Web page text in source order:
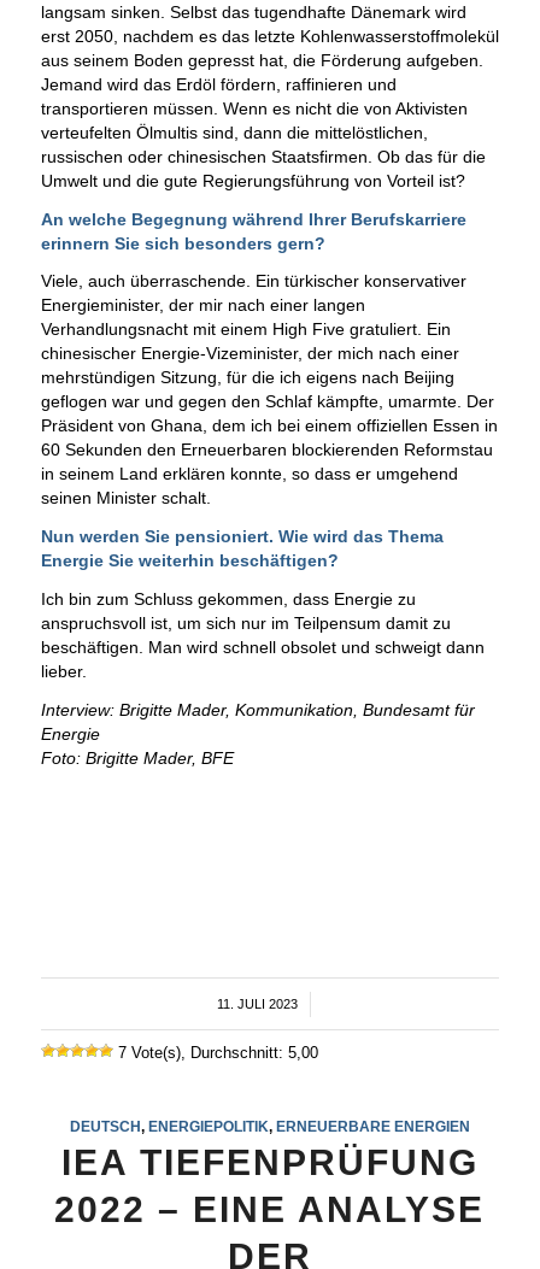
langsam sinken. Selbst das tugendhafte Dänemark wird
erst 2050, nachdem es das letzte Kohlenwasserstoffmolekül
aus seinem Boden gepresst hat, die Förderung aufgeben.
Jemand wird das Erdöl fördern, raffinieren und
transportieren müssen. Wenn es nicht die von Aktivisten
verteufelten Ölmultis sind, dann die mittelöstlichen,
russischen oder chinesischen Staatsfirmen. Ob das für die
Umwelt und die gute Regierungsführung von Vorteil ist?
An welche Begegnung während Ihrer Berufskarriere
erinnern Sie sich besonders gern?
Viele, auch überraschende. Ein türkischer konservativer
Energieminister, der mir nach einer langen
Verhandlungsnacht mit einem High Five gratuliert. Ein
chinesischer Energie-Vizeminister, der mich nach einer
mehrstündigen Sitzung, für die ich eigens nach Beijing
geflogen war und gegen den Schlaf kämpfte, umarmte. Der
Präsident von Ghana, dem ich bei einem offiziellen Essen in
60 Sekunden den Erneuerbaren blockierenden Reformstau
in seinem Land erklären konnte, so dass er umgehend
seinen Minister schalt.
Nun werden Sie pensioniert. Wie wird das Thema
Energie Sie weiterhin beschäftigen?
Ich bin zum Schluss gekommen, dass Energie zu
anspruchsvoll ist, um sich nur im Teilpensum damit zu
beschäftigen. Man wird schnell obsolet und schweigt dann
lieber.
Interview: Brigitte Mader, Kommunikation, Bundesamt für
Energie
Foto: Brigitte Mader, BFE
11. JULI 2023
7 Vote(s), Durchschnitt: 5,00
DEUTSCH, ENERGIEPOLITIK, ERNEUERBARE ENERGIEN
IEA TIEFENPRÜFUNG
2022 – EINE ANALYSE
DER